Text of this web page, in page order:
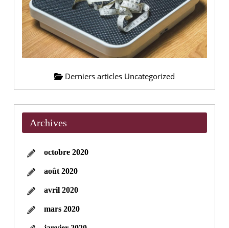
Derniers articles Uncategorized
Archives
octobre 2020
août 2020
avril 2020
mars 2020